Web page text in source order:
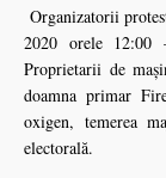
Organizatorii
2020 orele 12:00
Proprietarii de
doamna primar
oxigen, temerea
electorală.